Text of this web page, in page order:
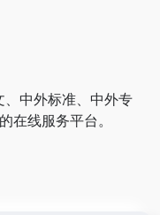
中外标准、中外专
在线服务平台。